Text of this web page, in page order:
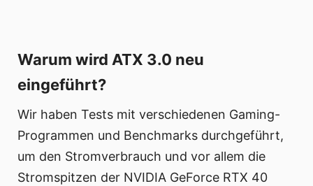
Warum wird ATX 3.0 neu
eingeführt?
Wir haben Tests mit verschiedenen Gaming-
Programmen und Benchmarks durchgeführt,
um den Stromverbrauch und vor allem die
Stromspitzen der NVIDIA GeForce RTX 40